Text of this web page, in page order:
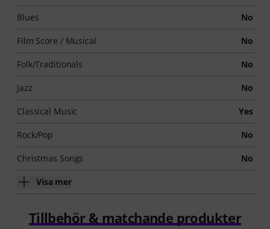
Blues No
Film Score / Musical No
Folk/Traditionals No
Jazz No
Classical Music Yes
Rock/Pop No
Christmas Songs No
Visa mer
Tillbehör & matchande produkter